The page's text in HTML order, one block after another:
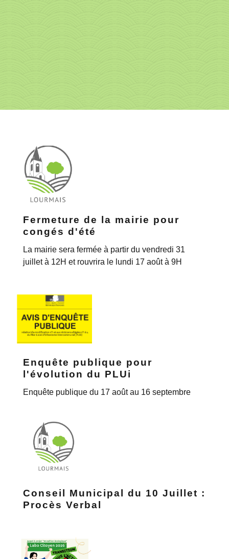
Fermeture de la mairie pour
congés d'été
La mairie sera fermée à partir du vendredi 31
juillet à 12H et rouvrira le lundi 17 août à 9H
Enquête publique pour
l'évolution du PLUi
Enquête publique du 17 août au 16 septembre
Conseil Municipal du 10 Juillet :
Procès Verbal